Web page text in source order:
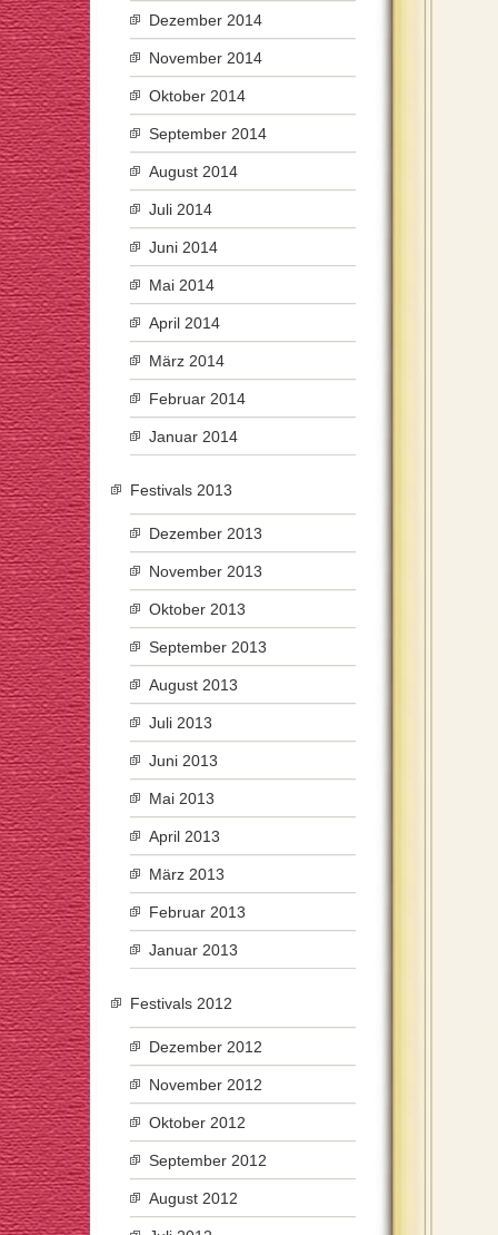
Dezember 2014
November 2014
Oktober 2014
September 2014
August 2014
Juli 2014
Juni 2014
Mai 2014
April 2014
März 2014
Februar 2014
Januar 2014
Festivals 2013
Dezember 2013
November 2013
Oktober 2013
September 2013
August 2013
Juli 2013
Juni 2013
Mai 2013
April 2013
März 2013
Februar 2013
Januar 2013
Festivals 2012
Dezember 2012
November 2012
Oktober 2012
September 2012
August 2012